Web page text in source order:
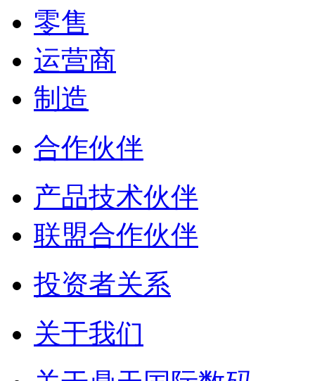
零售
运营商
制造
合作伙伴
产品技术伙伴
联盟合作伙伴
投资者关系
关于我们